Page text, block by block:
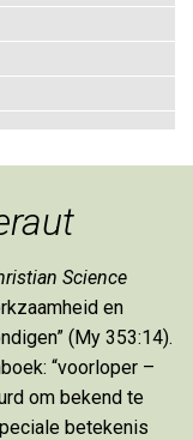
Science
en
(My 353:14).
“voorloper –
om bekend te
betekenis